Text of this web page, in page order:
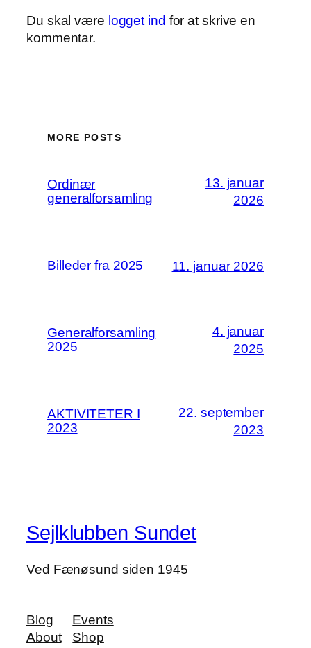
Du skal være logget ind for at skrive en
kommentar.
MORE POSTS
Ordinær
generalforsamling
13. januar
2026
Billeder fra 2025 11. januar 2026
Generalforsamling
2025
4. januar
2025
AKTIVITETER I
2023
22. september
2023
Sejlklubben Sundet
Ved Fænøsund siden 1945
Blog
About
Events
Shop